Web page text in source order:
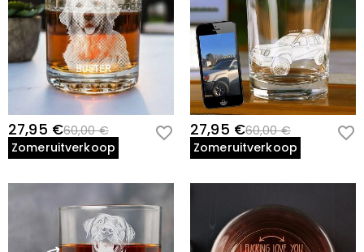
27,95 €60,00 €
Zomeruitverkoop
27,95 €60,00 €
Zomeruitverkoop